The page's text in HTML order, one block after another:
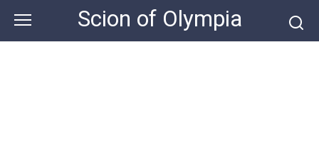
content
Scion of Olympia